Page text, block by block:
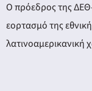
Ο πρόεδρος της ΔΕΘ-
εορτασμό της
λατινοαμερικανική